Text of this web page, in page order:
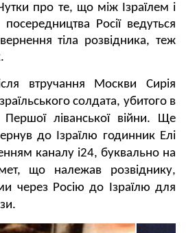
про те, що між Ізраїлем і
Росії ведуться
тіла розвідника, теж
втручання Москви Сирія
солдата, убитого в
ліванської війни. Ще
до Ізраїлю годинник Елі
каналу i24, буквально на
що належав розвіднику,
через Росію до Ізраїлю для